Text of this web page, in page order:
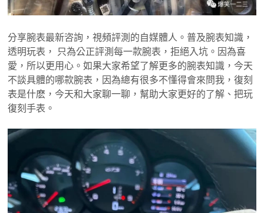
分享腕表最新咨詢，視頻評測的自媒體人。普及腕表知識，
透明玩表， 只為公正評測每一款腕表，拒絕入坑。因為喜
愛，所以更用心。如果大家希望了解更多的腕表知識，今天
不談具體的哪款腕表，因為總有很多不懂得會來問我，復刻
表是什麽，今天和大家聊一聊，幫助大家更好的了解、把玩
復刻手表。